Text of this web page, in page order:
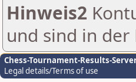
Hinweis2
und sind in
Chess-Tournament-Results-
Legal details/Terms of use